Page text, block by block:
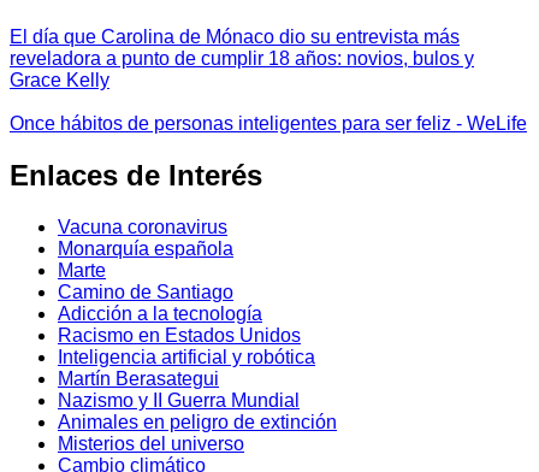
El día que Carolina de Mónaco dio su entrevista más
reveladora a punto de cumplir 18 años: novios, bulos y
Grace Kelly
Once hábitos de personas inteligentes para ser feliz - WeLife
Enlaces de Interés
Vacuna coronavirus
Monarquía española
Marte
Camino de Santiago
Adicción a la tecnología
Racismo en Estados Unidos
Inteligencia artificial y robótica
Martín Berasategui
Nazismo y II Guerra Mundial
Animales en peligro de extinción
Misterios del universo
Cambio climático